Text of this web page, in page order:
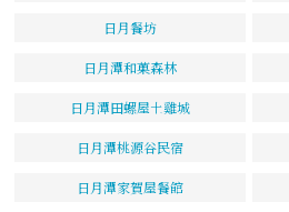
日月餐坊
日月潭和菓森林
日月潭田螺屋土雞城
日月潭桃源谷民宿
日月潭家賀屋餐館